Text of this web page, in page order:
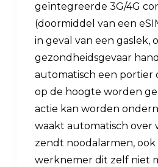
geïntegreerde 3G/4G
(doormiddel van een
in geval van een gaslek,
gezondheidsgevaar
automatisch een
op de hoogte worden
actie kan worden
waakt automatisch over
zendt noodalarmen,
werknemer dit zelf niet